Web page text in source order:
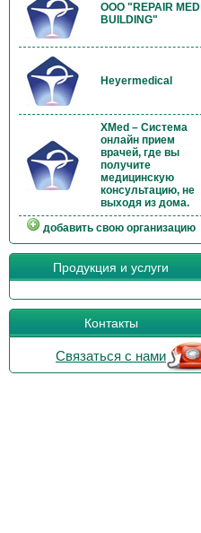
OOO "REPAIR MED
BUILDING"
Heyermedical
XMed – Система
онлайн прием
врачей, где вы
получите
медицинскую
консультацию, не
выходя из дома.
добавить свою организацию
Продукция и услуги
Контакты
Связаться с нами